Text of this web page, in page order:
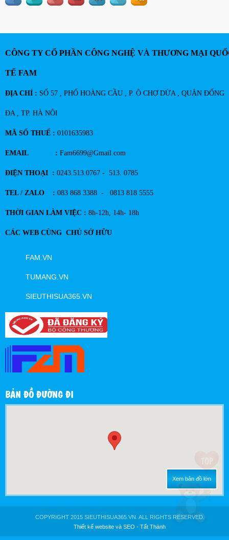
CÔNG TY CỔ PHẦN CÔNG NGHỆ VÀ THƯƠNG MẠI
TẾ FAM
ĐỊA CHỈ : SỐ 57 , PHỐ HOÀNG CẦU , P. Ô CHỢ DỪA , QUẬN ĐỐNG
ĐA , TP. HÀ NÔI
MÃ SỐ THUẾ : 0101635983
EMAIL : Fam6699@Gmail.com
ĐIỆN THOẠI : 0243.513.0767 - 513. 0785
TEL / ZALO : 083 868 3388 - 0813 818 5555
THỜI GIAN LÀM VIỆC : 8h-12h, 14h- 18h
CÁC WEB CÙNG CHỦ SỞ HỮU
FAM.VN
TUMANG.VN
SIEUTHISUA365.VN
BẢN ĐỒ ĐƯỜNG ĐI
Xem bản đồ lớn
COPYRIGHT 2015 SIEUTHISUA365.VN. ALL RIGHTS RESERVED.
Thiết kế website và SEO - Tất Thành